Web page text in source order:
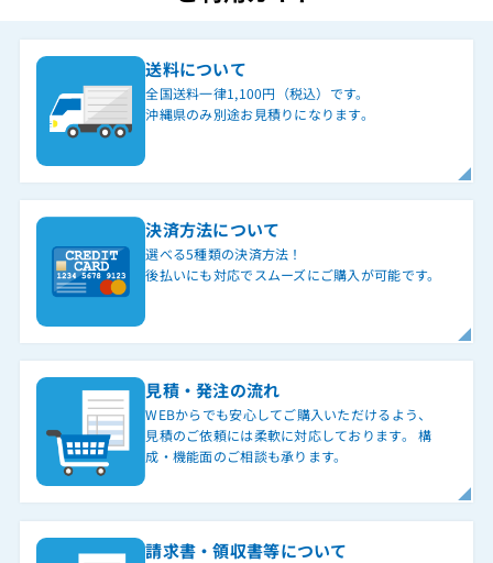
送料について
全国送料一律1,100円（税込）です。
沖縄県のみ別途お見積りになります。
決済方法について
選べる5種類の決済方法！
後払いにも対応でスムーズにご購入が可能です。
見積・発注の流れ
WEBからでも安心してご購入いただけるよう、
見積のご依頼には柔軟に対応しております。 構
成・機能面のご相談も承ります。
請求書・領収書等について